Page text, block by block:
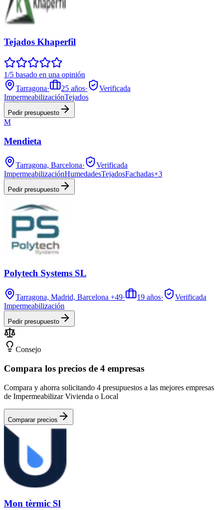
Tejados Khaperfil
1/5 basado en una opinión
Tarragona· 25 años·
Verificada
ImpermeabilizaciónTejados
Pedir presupuesto
M
Mendieta
Tarragona, Barcelona·
Verificada
ImpermeabilizaciónHumedadesTejadosFachadas+3
Pedir presupuesto
Polytech Systems SL
Tarragona, Madrid, Barcelona +49· 19 años·
Verificada
Impermeabilización
Pedir presupuesto
Consejo
Compara los precios de 4 empresas
Compara y ahorra solicitando 4 presupuestos a las mejores empresas
de Impermeabilizar Vivienda o Local
Comparar precios
Mon tèrmic Sl